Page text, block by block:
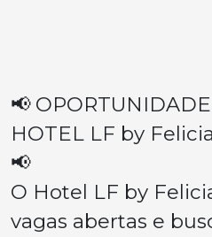
📢
HOTEL LF by
📢
O Hotel LF by
vagas abertas e